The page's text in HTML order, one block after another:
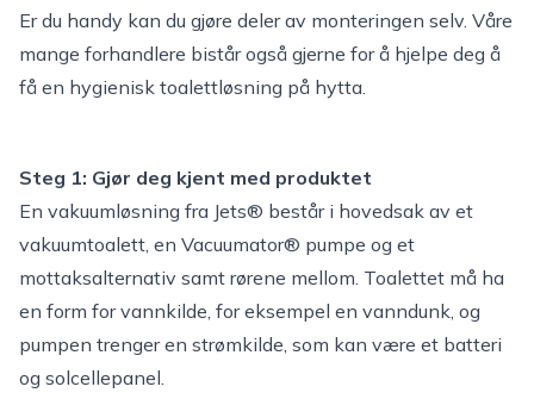
Er du handy kan du gjøre deler av monteringen selv. Våre
mange forhandlere bistår også gjerne for å hjelpe deg å
få en hygienisk toalettløsning på hytta.
Steg 1: Gjør deg kjent med produktet
En vakuumløsning fra Jets® består i hovedsak av et
vakuumtoalett, en Vacuumator® pumpe og et
mottaksalternativ samt rørene mellom. Toalettet må ha
en form for vannkilde, for eksempel en vanndunk, og
pumpen trenger en strømkilde, som kan være et batteri
og solcellepanel.